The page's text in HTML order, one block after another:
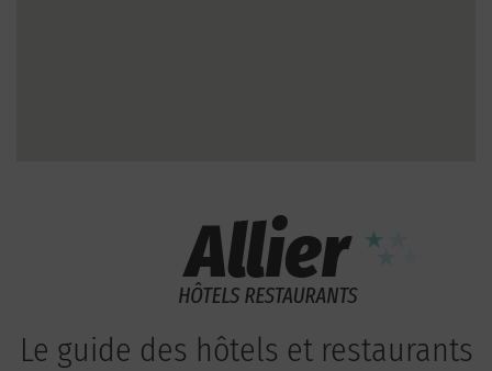
Le guide des hôtels et restaurants